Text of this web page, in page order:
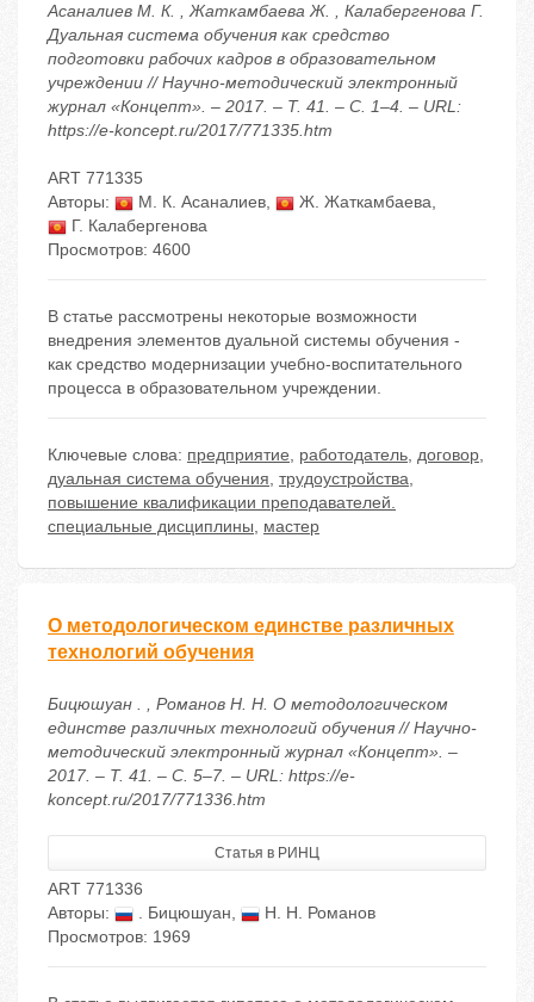
Асаналиев М. К. , Жаткамбаева Ж. , Калабергенова Г.
Дуальная система обучения как средство
подготовки рабочих кадров в образовательном
учреждении // Научно-методический электронный
журнал «Концепт». – 2017. – Т. 41. – С. 1–4. – URL:
https://e-koncept.ru/2017/771335.htm
ART 771335
Авторы:
М. К. Асаналиев, Ж. Жаткамбаева,
Г. Калабергенова
Просмотров: 4600
В статье рассмотрены некоторые возможности
внедрения элементов дуальной системы обучения -
как средство модернизации учебно-воспитательного
процесса в образовательном учреждении.
Ключевые слова: предприятие, работодатель, договор,
дуальная система обучения, трудоустройства,
повышение квалификации преподавателей.
специальные дисциплины, мастер
О методологическом единстве различных
технологий обучения
Бицюшуан . , Романов Н. Н. О методологическом
единстве различных технологий обучения // Научно-
методический электронный журнал «Концепт». –
2017. – Т. 41. – С. 5–7. – URL: https://e-
koncept.ru/2017/771336.htm
Статья в РИНЦ
ART 771336
Авторы:
. Бицюшуан,
Н. Н. Романов
Просмотров: 1969